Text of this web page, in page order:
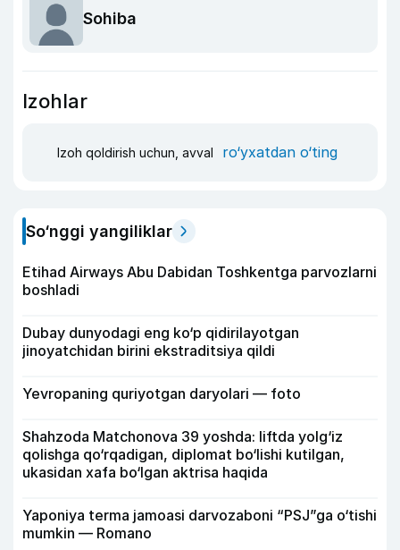
Sohiba
Izohlar
Izoh qoldirish uchun, avval ro‘yxatdan o‘ting
So‘nggi yangiliklar
Etihad Airways Abu Dabidan Toshkentga parvozlarni
boshladi
Dubay dunyodagi eng ko‘p qidirilayotgan
jinoyatchidan birini ekstraditsiya qildi
Yevropaning quriyotgan daryolari — foto
Shahzoda Matchonova 39 yoshda: liftda yolg‘iz
qolishga qo‘rqadigan, diplomat bo‘lishi kutilgan,
ukasidan xafa bo‘lgan aktrisa haqida
Yaponiya terma jamoasi darvozaboni “PSJ”ga o‘tishi
mumkin — Romano